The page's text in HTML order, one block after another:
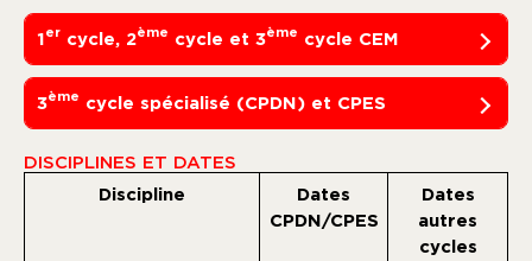
1er cycle, 2ème cycle et 3ème cycle CEM
3ème cycle spécialisé (CPDN) et CPES
DISCIPLINES ET DATES
Discipline
Dates
CPDN/CPES
Dates
autres
cycles